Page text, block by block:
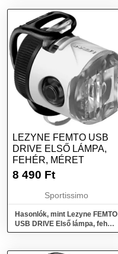
LEZYNE FEMTO USB
DRIVE ELSŐ LÁMPA,
FEHÉR, MÉRET
8 490 Ft
Sportissimo
Hasonlók, mint Lezyne FEMTO
USB DRIVE Első lámpa, fehér,
méret